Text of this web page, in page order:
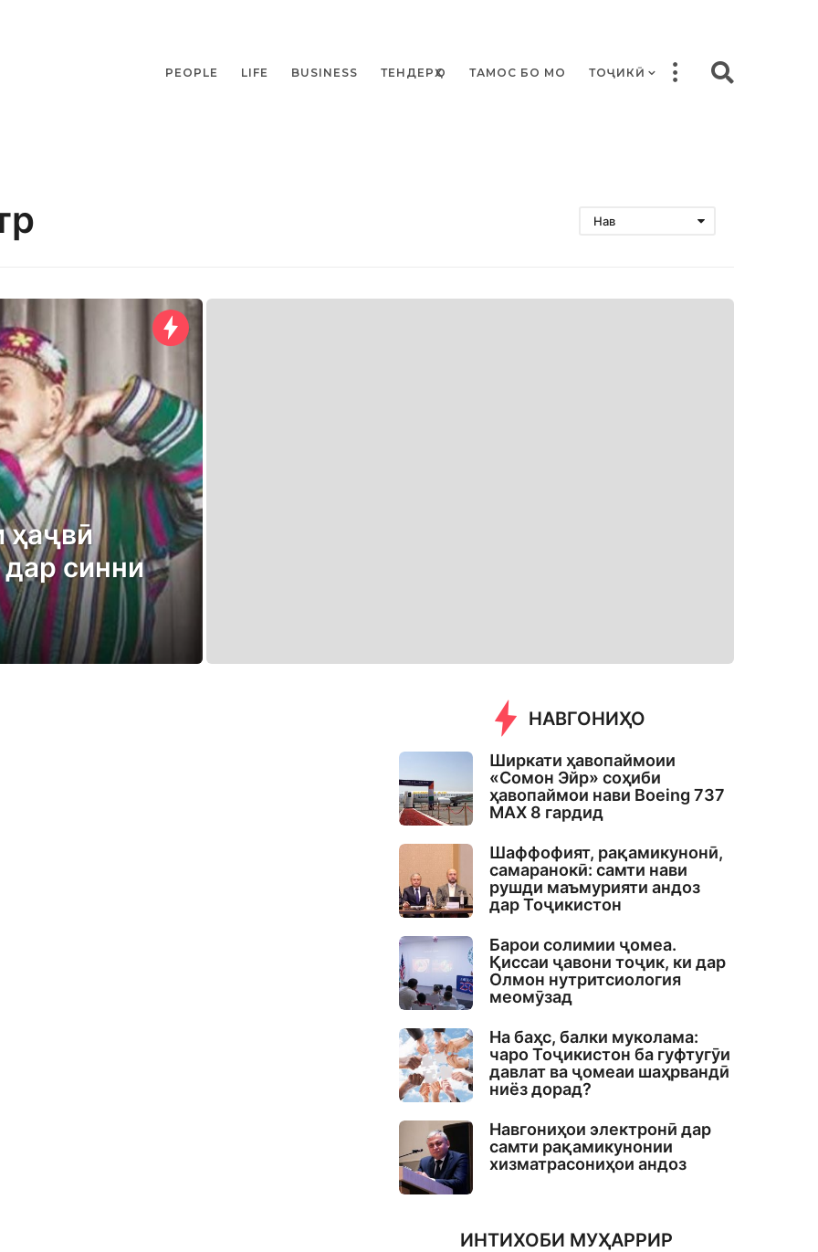
PEOPLE LIFE BUSINESS ТЕНДЕРҲО ТАМОС БО МО ТОҶИКӢ
Нав
ҳаҷвӣ
синни
НАВГОНИҲО
Ширкати ҳавопаймоии
«Сомон Эйр» соҳиби
ҳавопаймои нави Boeing 737
MAX 8 гардид
Шаффофият, рақамикунонӣ,
самаранокӣ: самти нави
рушди маъмурияти андоз
дар Тоҷикистон
Барои солимии ҷомеа.
Қиссаи ҷавони тоҷик, ки дар
Олмон нутритсиология
меомӯзад
На баҳс, балки муколама:
чаро Тоҷикистон ба гуфтугӯи
давлат ва ҷомеаи шаҳрвандӣ
ниёз дорад?
Навгониҳои электронӣ дар
самти рақамикунонии
хизматрасониҳои андоз
ИНТИХОБИ МУҲАРРИР